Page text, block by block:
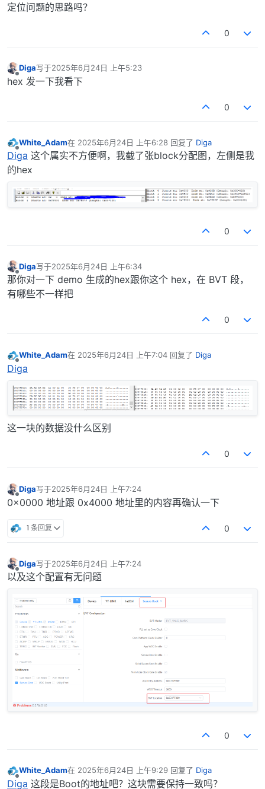
定位问题的思路吗？
0
离线
Diga写于2025年6月24日 上午5:23
最后由 编辑
hex 发一下我看下
0
离线
White_Adam在 2025年6月24日 上午6:28 回复了 Diga
最后由 编辑
Diga 这个属实不方便啊，我截了张block分配图，左侧是我
的hex
0
离线
Diga写于2025年6月24日 上午6:34
最后由 编辑
那你对一下 demo 生成的hex跟你这个 hex，在 BVT 段，
有哪些不一样把
0
离线
White_Adam在 2025年6月24日 上午7:04 回复了 Diga
最后由 编辑
Diga
这一块的数据没什么区别
0
离线
Diga写于2025年6月24日 上午7:24
最后由 编辑
0x0000 地址跟 0x4000 地址里的内容再确认一下
1 条回复 0
离线
Diga写于2025年6月24日 上午7:24
最后由 编辑
以及这个配置有无问题
0
离线
White_Adam在 2025年6月24日 上午9:29 回复了 Diga
最后由 编辑
Diga 这段是Boot的地址吧？这块需要保持一致吗？